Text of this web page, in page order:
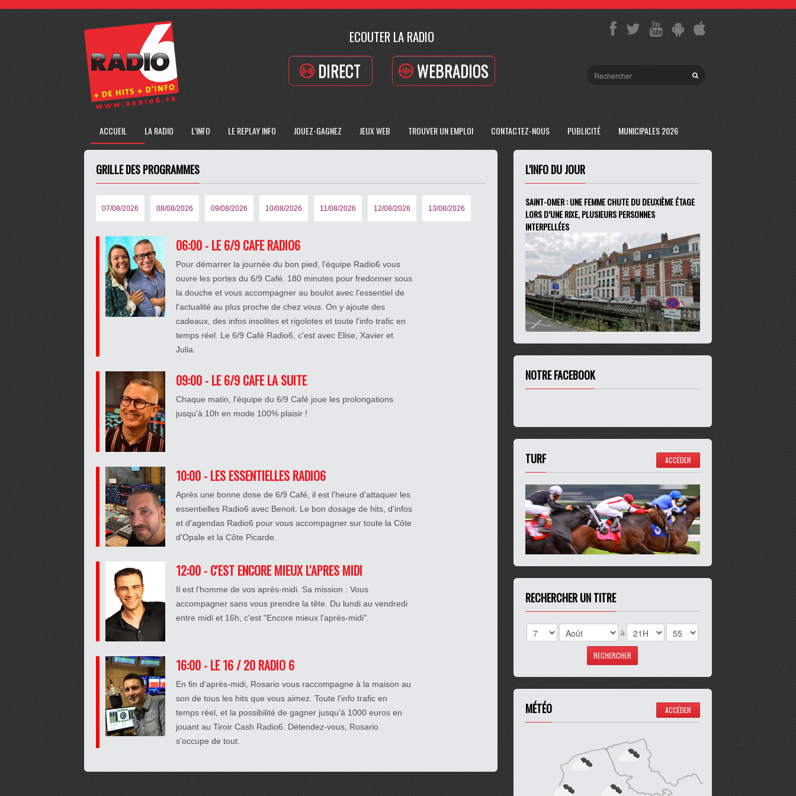
ECOUTER LA RADIO
DIRECT WEBRADIOS
ACCUEIL LA RADIO L'INFO LE REPLAY INFO JOUEZ-GAGNEZ JEUX WEB TROUVER UN EMPLOI CONTACTEZ-NOUS PUBLICITÉ MUNICIPALES 2026
GRILLE DES PROGRAMMES
07/08/2026 08/08/2026 09/08/2026 10/08/2026 11/08/2026 12/08/2026 13/08/2026
06:00 - LE 6/9 CAFE RADIO6
Pour démarrer la journée du bon pied, l'équipe Radio6 vous
ouvre les portes du 6/9 Café. 180 minutes pour fredonner sous
la douche et vous accompagner au boulot avec l'essentiel de
l'actualité au plus proche de chez vous. On y ajoute des
cadeaux, des infos insolites et rigolotes et toute l'info trafic en
temps réel. Le 6/9 Café Radio6, c'est avec Elise, Xavier et
Julia.
09:00 - LE 6/9 CAFE LA SUITE
Chaque matin, l'équipe du 6/9 Café joue les prolongations
jusqu'à 10h en mode 100% plaisir !
10:00 - LES ESSENTIELLES RADIO6
Après une bonne dose de 6/9 Café, il est l'heure d'attaquer les
essentielles Radio6 avec Benoit. Le bon dosage de hits, d'infos
et d'agendas Radio6 pour vous accompagner sur toute la Côte
d'Opale et la Côte Picarde.
12:00 - C'EST ENCORE MIEUX L'APRES MIDI
Il est l'homme de vos après-midi. Sa mission : Vous
accompagner sans vous prendre la tête. Du lundi au vendredi
entre midi et 16h, c'est "Encore mieux l'après-midi".
16:00 - LE 16 / 20 RADIO 6
En fin d'après-midi, Rosario vous raccompagne à la maison au
son de tous les hits que vous aimez. Toute l'info trafic en
temps réel, et la possibilité de gagner jusqu'à 1000 euros en
jouant au Tiroir Cash Radio6. Détendez-vous, Rosario
s'occupe de tout.
L'INFO DU JOUR
SAINT-OMER : UNE FEMME CHUTE DU DEUXIÈME ÉTAGE
LORS D’UNE RIXE, PLUSIEURS PERSONNES
INTERPELLÉES
NOTRE FACEBOOK
TURF ACCÉDER
RECHERCHER UN TITRE
à
MÉTÉO ACCÉDER